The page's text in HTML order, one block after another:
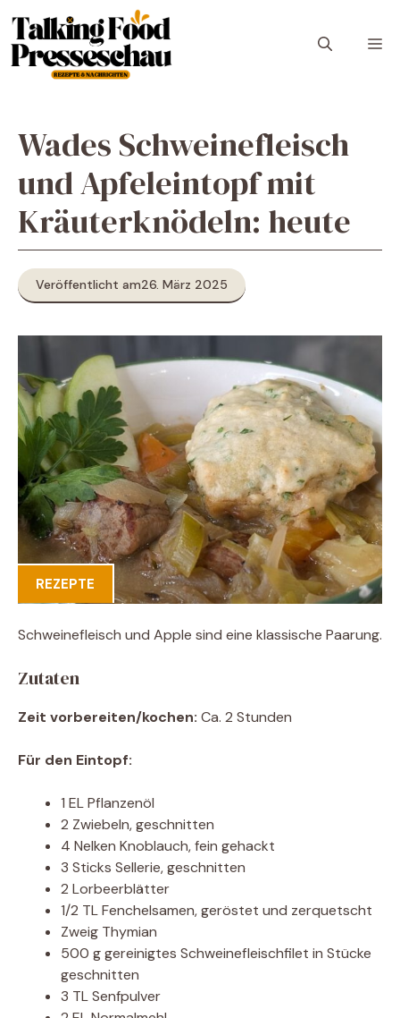
Inhalt
springen
Wades Schweinefleisch
und Apfeleintopf mit
Kräuterknödeln: heute
Veröffentlicht am26. März 2025
REZEPTE
Schweinefleisch und Apple sind eine klassische Paarung.
Zutaten
Zeit vorbereiten/kochen: Ca. 2 Stunden
Für den Eintopf:
1 EL Pflanzenöl
2 Zwiebeln, geschnitten
4 Nelken Knoblauch, fein gehackt
3 Sticks Sellerie, geschnitten
2 Lorbeerblätter
1/2 TL Fenchelsamen, geröstet und zerquetscht
Zweig Thymian
500 g gereinigtes Schweinefleischfilet in Stücke
geschnitten
3 TL Senfpulver